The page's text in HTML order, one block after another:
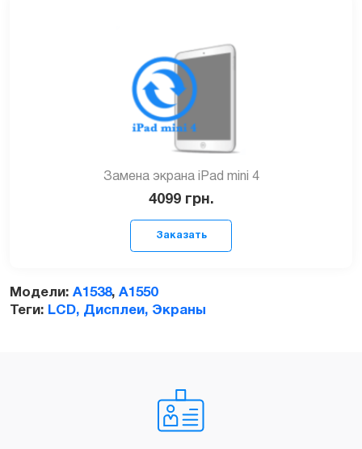
Замена экрана iPad mini 4
4099 грн.
Модели: A1538, A1550
Теги: LCD, Дисплеи, Экраны